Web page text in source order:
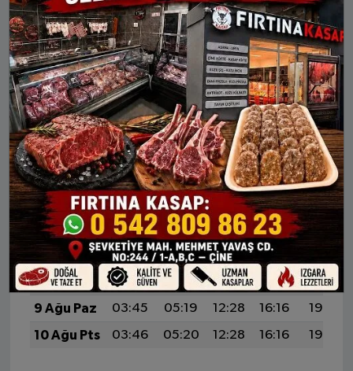
Bismil Çermik Çınar Çüngüş Dicle
Eğil Ergani Hani Hazro Kocaköy
Kulp Lice Silvan
LICE AYLIK NAMAZ VAKITLERI
İMSAK GÜNEŞ ÖĞLE İKINDI AKŞAM
6 Ağu Per
03:41 05:17 12:28 16:18
7 Ağu Cum
03:42 05:17 12:28 16:17
8 Ağu Cts
03:44 05:18 12:28 16:17
19:28
9 Ağu Paz
03:45 05:19 12:28 16:16
19:27
10 Ağu Pts
03:46 05:20 12:28 16:16 19:26